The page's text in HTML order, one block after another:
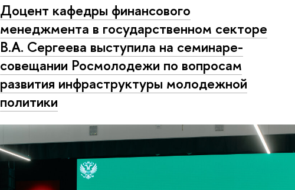
Доцент кафедры финансового
менеджмента в государственном секторе
В.А. Сергеева выступила на семинаре-
совещании Росмолодежи по вопросам
развития инфраструктуры молодежной
политики